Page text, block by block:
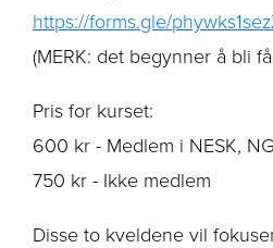
https://forms.gle/
(MERK: det begynner å bli
Pris for kurset:
600 kr - Medlem i NESK,
750 kr - Ikke medlem
Disse to kveldene vil